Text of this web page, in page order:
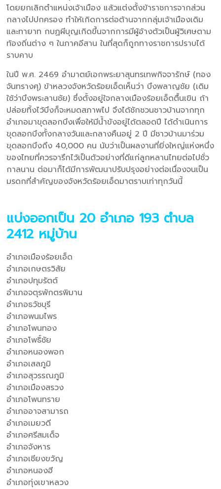
โดยยกเลิกตำแหน่งเจ้าเมือง แล้วแต่งตั้งข้าราชการจากส่วน
กลางไปปกครอง ทำให้เกิดการต่อต้านจากกลุ่มเจ้าเมืองเดิม
และทายาท กบฏผีบุญเกิดขึ้นจากการมีผู้อ้างตัวเป็นผู้วิเศษตาม
ท้องถิ่นต่าง ๆ ในภาคอีสาน ในที่สุดก็ถูกทางราชการปราบได้
ราบคาบ
ในปี พ.ศ. 2469 อำมาตย์เอกพระยาสุนทรเทพกิจจารักษ์ (ทอง
จันทรางศุ) ข้าหลวงจังหวัดร้อยเอ็ดเห็นว่า บึงพลาญชัย (เดิม
ใช้ว่าบึงพระลานชัย) ซึ่งตั้งอยู่ใจกลางเมืองร้อยเอ็ดตื้นเขิน ถ้า
ปล่อยทิ้งไว้บึงก็จะหมดสภาพไป จึงได้ชักชวนชาวบ้านจากทุก
อำเภอมาขุดลอกบึงเพื่อให้มีน้ำขังอยู่ได้ตลอดปี ได้ดำเนินการ
ขุดลอกบึงทั้งกลางวันและกลางคืนอยู่ 2 ปี มีชาวบ้านมาร่วม
ขุดลอกบึงถึง 40,000 คน นับว่าเป็นผลงานที่ยิ่งใหญ่แห่งหนึ่ง
ของไทยที่ควรจารึกไว้เป็นตัวอย่างที่ดีแก่ลูกหลานไทยต่อไปชั่ว
กาลนาน ต่อมาก็ได้มีการพัฒนาปรับปรุงอย่างต่อเนื่องจนเป็น
มรดกที่สำคัญของจังหวัดร้อยเอ็ดมาตราบเท่าทุกวันนี้
แบ่งออกเป็น 20 อำเภอ 193 ตำบล
2412 หมู่บ้าน
อำเภอเมืองร้อยเอ็ด
อำเภอเกษตรวิสัย
อำเภอปทุมรัตต์
อำเภอจตุรพักตรพิมาน
อำเภอธวัชบุรี
อำเภอพนมไพร
อำเภอโพนทอง
อำเภอโพธิ์ชัย
อำเภอหนองพอก
อำเภอเสลภูมิ
อำเภอสุวรรณภูมิ
อำเภอเมืองสรวง
อำเภอโพนทราย
อำเภออาจสามารถ
อำเภอเมยวดี
อำเภอศรีสมเด็จ
อำเภอจังหาร
อำเภอเชียงขวัญ
อำเภอหนองฮี
อำเภอทุ่งเขาหลวง